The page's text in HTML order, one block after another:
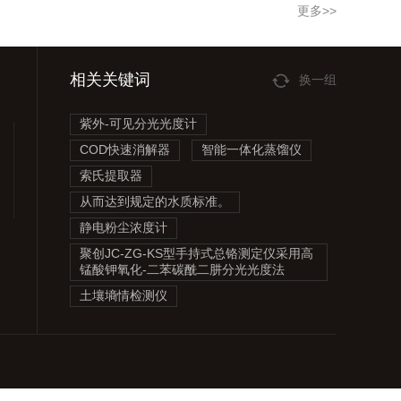
更多>>
相关关键词 换一组
紫外-可见分光光度计
COD快速消解器
智能一体化蒸馏仪
索氏提取器
从而达到规定的水质标准。
静电粉尘浓度计
聚创JC-ZG-KS型手持式总铬测定仪采用高
锰酸钾氧化-二苯碳酰二肼分光光度法
土壤墒情检测仪